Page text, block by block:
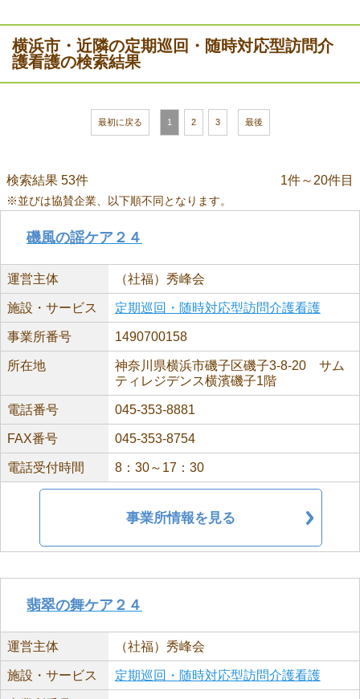
横浜市・近隣の定期巡回・随時対応型訪問介
護看護の検索結果
最初に戻る 1 2 3 最後
検索結果 53件 1件～20件目
※並びは協賛企業、以下順不同となります。
磯風の謡ケア２４
運営主体 （社福）秀峰会
施設・サービス 定期巡回・随時対応型訪問介護看護
事業所番号 1490700158
所在地
神奈川県横浜市磯子区磯子3-8-20 サム
ティレジデンス横濱磯子1階
電話番号 045-353-8881
FAX番号 045-353-8754
電話受付時間 8：30～17：30
事業所情報を見る
翡翠の舞ケア２４
運営主体 （社福）秀峰会
施設・サービス 定期巡回・随時対応型訪問介護看護